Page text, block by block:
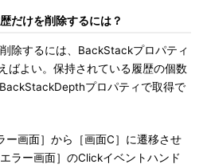
だけを削除するには？
除するには、BackStackプロパティ
ばよい。保持されている履歴の個数
プロパティで取得で
画面］から［画面C］に遷移させ
ラー画面］のClickイベントハンド